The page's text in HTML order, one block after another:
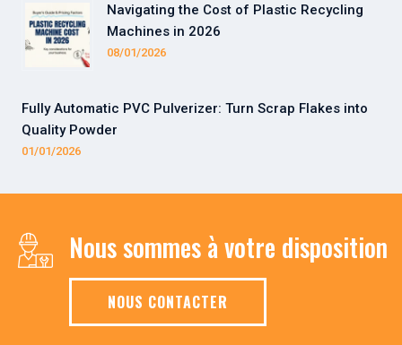
Navigating the Cost of Plastic Recycling
Machines in 2026
08/01/2026
Fully Automatic PVC Pulverizer: Turn Scrap Flakes into
Quality Powder
01/01/2026
Nous sommes à votre disposition
NOUS CONTACTER